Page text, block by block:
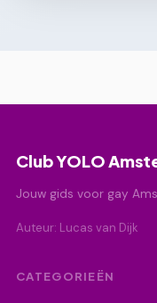
Club YOLO
Jouw gids voor gay
Auteur: Lucas van Dijk
CATEGORIEËN